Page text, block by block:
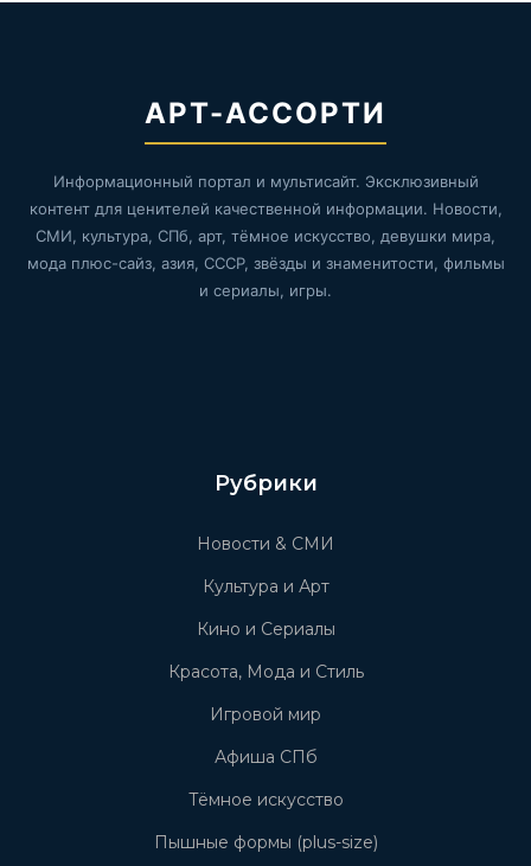
АРТ-АССОРТИ
Информационный портал и мультисайт. Эксклюзивный
контент для ценителей качественной информации. Новости,
СМИ, культура, СПб, арт, тёмное искусство, девушки мира,
мода плюс-сайз, азия, СССР, звёзды и знаменитости, фильмы
и сериалы, игры.
Рубрики
Новости & СМИ
Культура и Арт
Кино и Сериалы
Красота, Мода и Стиль
Игровой мир
Афиша СПб
Тёмное искусство
Пышные формы (plus-size)